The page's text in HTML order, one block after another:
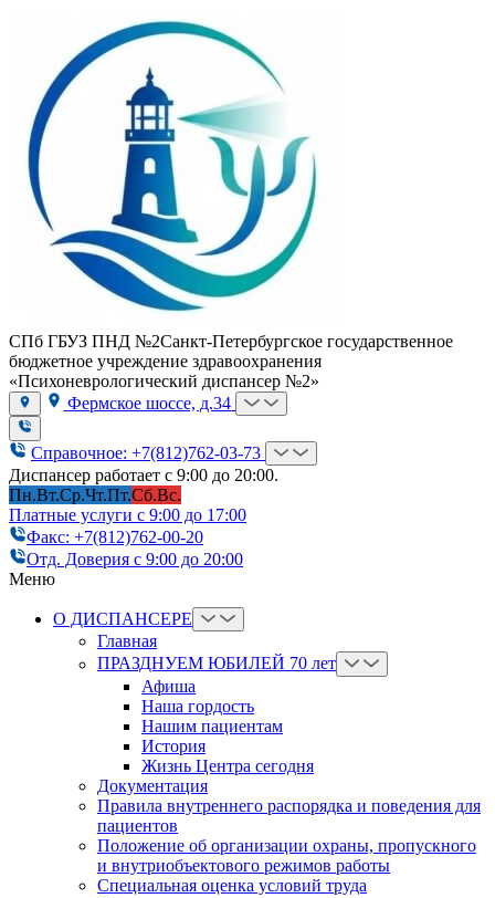
СПб ГБУЗ ПНД №2Санкт-Петербургское государственное
бюджетное учреждение здравоохранения
«Психоневрологический диспансер №2»
Фермское шоссе, д.34
Справочное: +7(812)762-03-73
Диспансер работает с 9:00 до 20:00.
Пн.Вт.Ср.Чт.Пт.Сб.Вс.
Платные услуги с 9:00 до 17:00
Факс: +7(812)762-00-20
Отд. Доверия с 9:00 до 20:00
Меню
О ДИСПАНСЕРЕ
Главная
ПРАЗДНУЕМ ЮБИЛЕЙ 70 лет
Афиша
Наша гордость
Нашим пациентам
История
Жизнь Центра сегодня
Документация
Правила внутреннего распорядка и поведения для
пациентов
Положение об организации охраны, пропускного
и внутриобъектового режимов работы
Cпециальная оценка условий труда